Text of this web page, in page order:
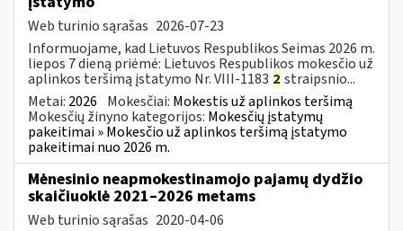
Web turinio sąrašas 2026-07-23
Informuojame, kad Lietuvos Respublikos Seimas 2026 m.
liepos 7 dieną priėmė: Lietuvos Respublikos mokesčio už
aplinkos teršimą įstatymo Nr. VIII-1183 2 straipsnio...
Metai: 2026 Mokesčiai: Mokestis už aplinkos teršimą
Mokesčių žinyno kategorijos: Mokesčių įstatymų
pakeitimai » Mokesčio už aplinkos teršimą įstatymo
pakeitimai nuo 2026 m.
Mėnesinio neapmokestinamojo pajamų dydžio
skaičiuoklė 2021–2026 metams
Web turinio sąrašas 2020-04-06